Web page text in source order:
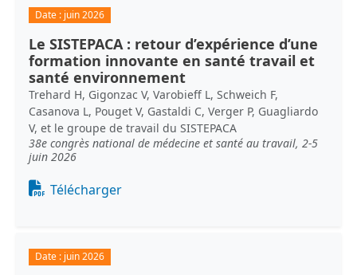
Date : juin 2026
Le SISTEPACA : retour d’expérience d’une
formation innovante en santé travail et
santé environnement
Trehard H, Gigonzac V, Varobieff L, Schweich F,
Casanova L, Pouget V, Gastaldi C, Verger P, Guagliardo
V, et le groupe de travail du SISTEPACA
38e congrès national de médecine et santé au travail, 2-5
juin 2026
Document
Télécharger
Date : juin 2026